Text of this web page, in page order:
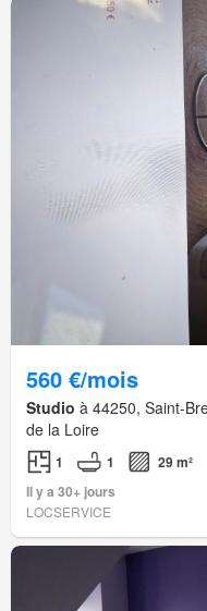
560 €/mois
Studio à 44250, Saint-
de la Loire
1 1
29 m²
Il y a 30+ jours
LOCSERVICE